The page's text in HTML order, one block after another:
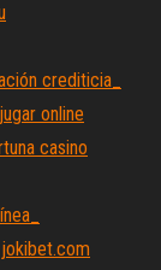
crediticia_
online
casino